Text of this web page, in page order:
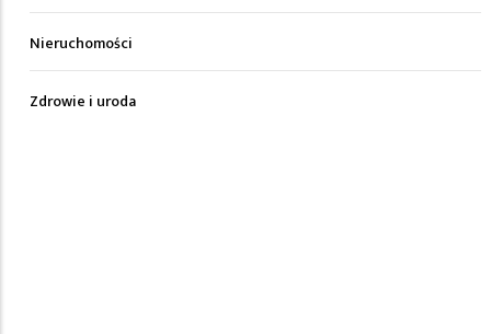
Nieruchomości
Zdrowie i uroda